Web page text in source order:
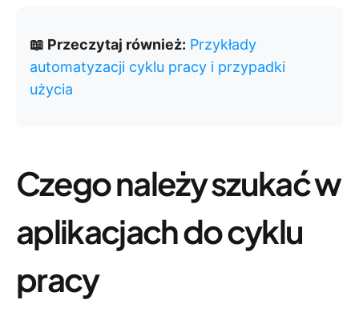
📖 Przeczytaj również: Przykłady
automatyzacji cyklu pracy i przypadki
użycia
Czego należy szukać w
aplikacjach do cyklu
pracy